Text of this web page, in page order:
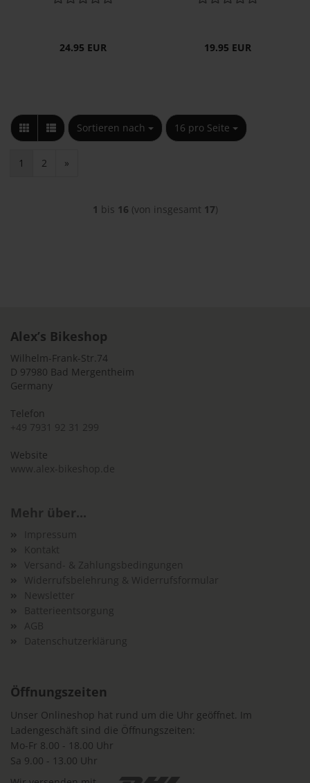
24.95 EUR 19.95 EUR
Sortieren nach
Sortieren nach
16 pro Seite
1 2 »
1 bis 16 (von insgesamt 17)
Alex’s Bikeshop
Wilhelm-Frank-Str.74
D 97980 Bad Mergentheim
Germany
Telefon
+49 7931 92 31 299
Website
www.alex-bikeshop.de
Mehr über...
Impressum
Kontakt
Versand- & Zahlungsbedingungen
Widerrufsbelehrung & Widerrufsformular
Newsletter
Batterieentsorgung
AGB
Datenschutzerklärung
Öffnungszeiten
Unser Onlineshop hat rund um die Uhr geöffnet. Im
Ladengeschäft sind die Öffnungszeiten:
Mo-Fr 8.00 - 18.00 Uhr
Sa 9.00 - 13.00 Uhr